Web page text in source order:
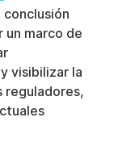
conclusión
un marco de
visibilizar la
reguladores,